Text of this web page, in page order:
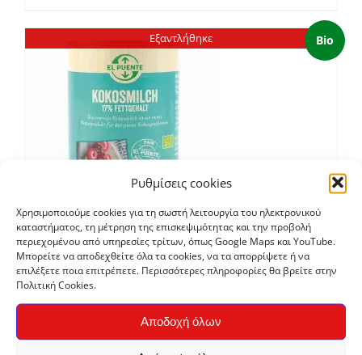
Ρυθμίσεις cookies
Χρησιμοποιούμε cookies για τη σωστή λειτουργία του ηλεκτρονικού
καταστήματος, τη μέτρηση της επισκεψιμότητας και την προβολή
περιεχομένου από υπηρεσίες τρίτων, όπως Google Maps και YouTube.
Μπορείτε να αποδεχθείτε όλα τα cookies, να τα απορρίψετε ή να
επιλέξετε ποια επιτρέπετε. Περισσότερες πληροφορίες θα βρείτε στην
Πολιτική Cookies.
Αποδοχή όλων
Εξαντλήθηκε Bio
Γάλα καρύδας 400ml
€2,90